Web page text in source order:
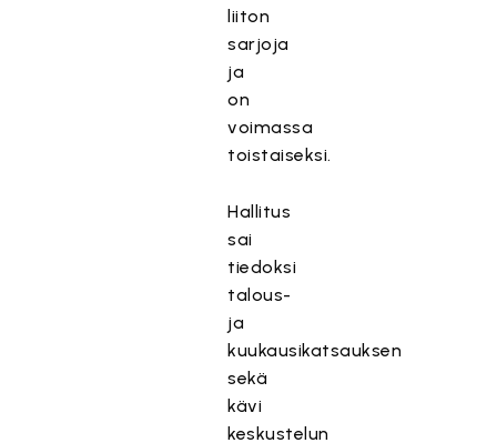
liiton
sarjoja
ja
on
voimassa
toistaiseksi.
Hallitus
sai
tiedoksi
talous-
ja
kuukausikatsauksen
sekä
kävi
keskustelun